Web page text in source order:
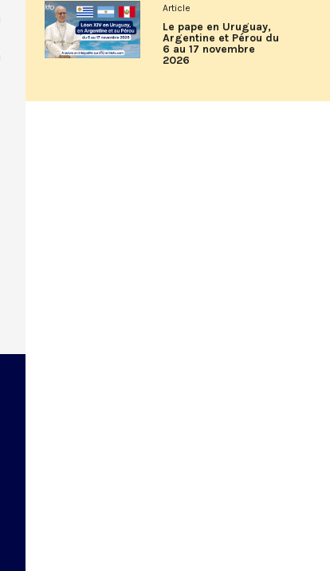
Article
Le pape en Uruguay,
Argentine et Pérou du
6 au 17 novembre
2026